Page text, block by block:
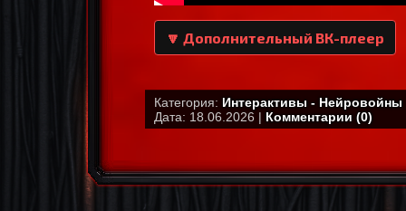
🔽 Дополнительный ВК-плеер
Категория: Интерактивы - Нейровойны
Дата: 18.06.2026 | Комментарии (0)